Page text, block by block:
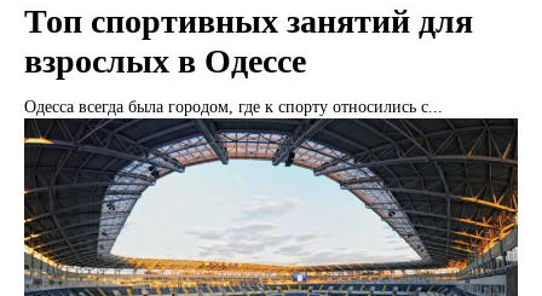
Топ спортивных занятий для
взрослых в Одессе
Одесса всегда была городом, где к спорту относились с...